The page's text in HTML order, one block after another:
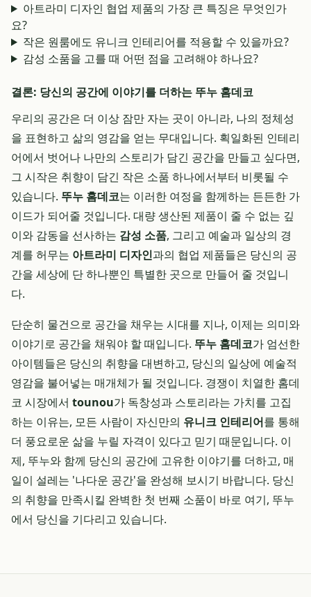
아트라미 디자인 협업 제품의 가장 큰 특징은 무엇인가
요?
작은 원룸에도 유니크 인테리어를 적용할 수 있을까요?
감성 소품을 고를 때 어떤 점을 고려해야 하나요?
결론: 당신의 공간에 이야기를 더하는 뚜누 홈데코
우리의 공간은 더 이상 잠만 자는 곳이 아니라, 나의 정체성
을 표현하고 삶의 영감을 얻는 무대입니다. 획일화된 인테리
어에서 벗어나 나만의 스토리가 담긴 공간을 만들고 싶다면,
그 시작은 취향이 담긴 작은 소품 하나에서부터 비롯될 수
있습니다. 뚜누 홈데코는 이러한 여정을 함께하는 든든한 가
이드가 되어줄 것입니다. 대량 생산된 제품이 줄 수 없는 깊
이와 감동을 선사하는 감성 소품, 그리고 예술과 일상의 경
계를 허무는 아트라미 디자인과의 협업 제품들은 당신의 공
간을 세상에 단 하나뿐인 특별한 곳으로 만들어 줄 것입니
다.
단순히 물건으로 공간을 채우는 시대를 지나, 이제는 의미와
이야기로 공간을 채워야 할 때입니다. 뚜누 홈데코가 엄선한
아이템들은 당신의 취향을 대변하고, 당신의 일상에 예술적
영감을 불어넣는 매개체가 될 것입니다. 경쟁이 치열한 홈데
코 시장에서 tounou가 독창성과 스토리라는 가치를 고집
하는 이유는, 모든 사람이 자신만의 유니크 인테리어를 통해
더 풍요로운 삶을 누릴 자격이 있다고 믿기 때문입니다. 이
제, 뚜누와 함께 당신의 공간에 고유한 이야기를 더하고, 매
일이 설레는 '나다운 공간'을 완성해 보시기 바랍니다. 당신
의 취향을 만족시킬 완벽한 첫 번째 소품이 바로 여기, 뚜누
에서 당신을 기다리고 있습니다.